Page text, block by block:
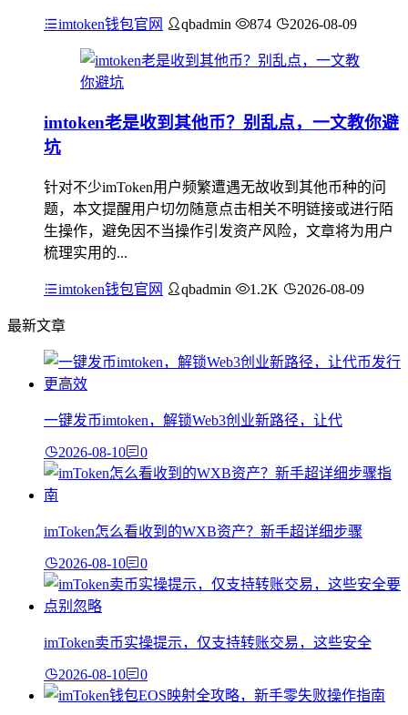
imtoken钱包官网 qbadmin 874 2026-08-09
imtoken老是收到其他币？别乱点，一文教你避
坑
针对不少imToken用户频繁遭遇无故收到其他币种的问
题，本文提醒用户切勿随意点击相关不明链接或进行陌
生操作，避免因不当操作引发资产风险，文章将为用户
梳理实用的...
imtoken钱包官网 qbadmin 1.2K 2026-08-09
最新文章
一键发币imtoken，解锁Web3创业新路径，让代
2026-08-10 0
imToken怎么看收到的WXB资产？新手超详细步骤
2026-08-10 0
imToken卖币实操提示，仅支持转账交易，这些安全
2026-08-10 0